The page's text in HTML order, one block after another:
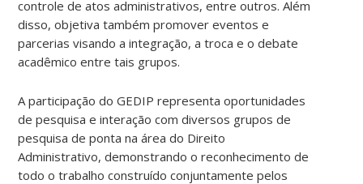
controle de atos administrativos, entre outros. Além
disso, objetiva também promover eventos e
parcerias visando a integração, a troca e o debate
acadêmico entre tais grupos.
A participação do GEDIP representa oportunidades
de pesquisa e interação com diversos grupos de
pesquisa de ponta na área do Direito
Administrativo, demonstrando o reconhecimento de
todo o trabalho construído conjuntamente pelos